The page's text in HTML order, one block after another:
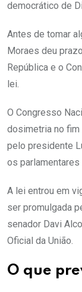
democrático de
Antes de tomar
Moraes deu
República e o
lei.
O Congresso
dosimetria no fim
pelo presidente
os parlamentares
A lei entrou em
ser promulgada
senador Davi
Oficial da União.
O que